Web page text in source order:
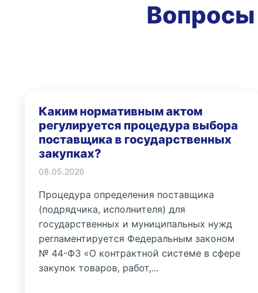
Вопросы
Каким нормативным актом
регулируется процедура выбора
поставщика в государственных
закупках?
08.05.2026
Процедура определения поставщика
(подрядчика, исполнителя) для
государственных и муниципальных нужд
регламентируется Федеральным законом
№ 44-ФЗ «О контрактной системе в сфере
закупок товаров, работ,...